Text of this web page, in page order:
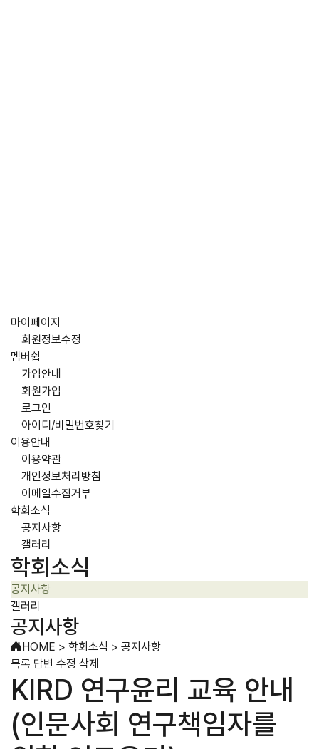
마이페이지
회원정보수정
멤버쉽
가입안내
회원가입
로그인
아이디/비밀번호찾기
이용안내
이용약관
개인정보처리방침
이메일수집거부
학회소식
공지사항
갤러리
학회소식
공지사항
갤러리
공지사항
HOME > 학회소식 > 공지사항
목록 답변 수정 삭제
KIRD 연구윤리 교육 안내
(인문사회 연구책임자를